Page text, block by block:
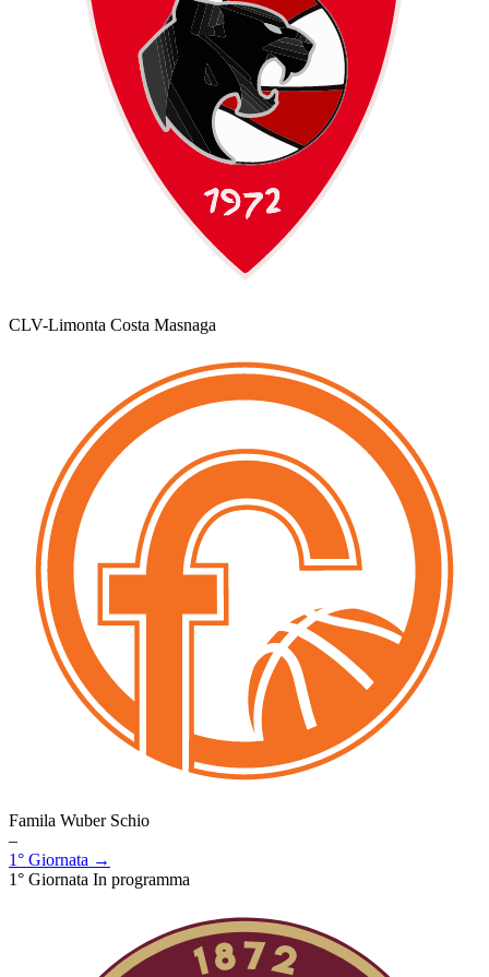
CLV-Limonta Costa Masnaga
Famila Wuber Schio
–
1° Giornata →
1° Giornata In programma